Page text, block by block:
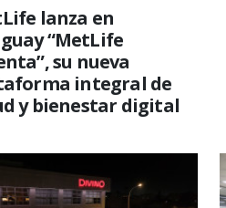
lanza en
“MetLife
su nueva
integral de
y bienestar digital